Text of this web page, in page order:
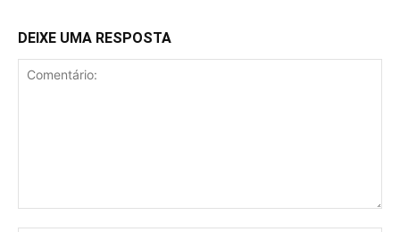
DEIXE UMA RESPOSTA